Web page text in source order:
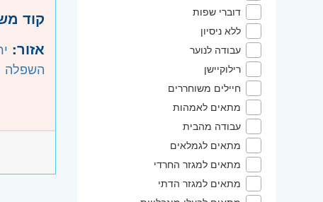
דוברי שפות
ללא ניסיון
עבודה לנוער
רילוקיישן
חיילים משוחררים
מתאים לאמהות
עבודה מהבית
מתאים לגמלאים
מתאים למגזר החרדי
מתאים למגזר הדתי
קוד
אזור:
השפלה